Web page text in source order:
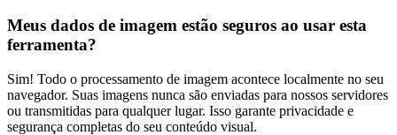
Meus dados de imagem estão seguros ao usar esta
ferramenta?
Sim! Todo o processamento de imagem acontece localmente no seu
navegador. Suas imagens nunca são enviadas para nossos servidores
ou transmitidas para qualquer lugar. Isso garante privacidade e
segurança completas do seu conteúdo visual.